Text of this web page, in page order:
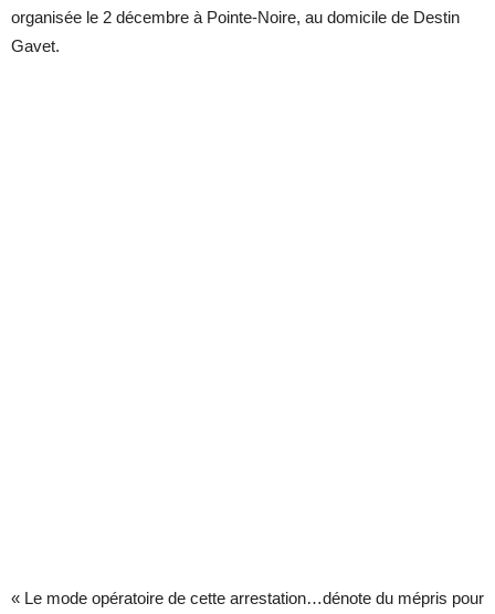
organisée le 2 décembre à Pointe-Noire, au domicile de Destin
Gavet.
« Le mode opératoire de cette arrestation…dénote du mépris pour